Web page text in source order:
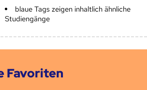
blaue Tags zeigen inhaltlich ähnliche
Studiengänge
Favoriten